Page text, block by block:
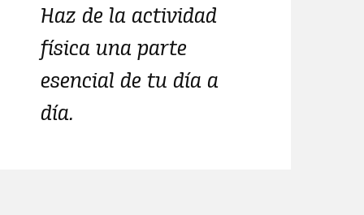
Haz de la actividad
física una parte
esencial de tu día a
día.